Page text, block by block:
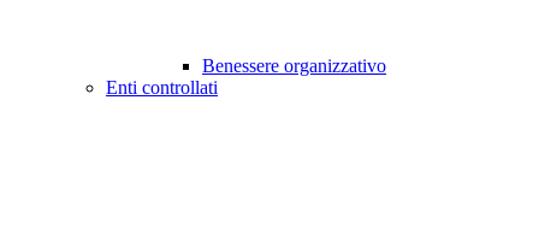
Benessere organizzativo
Enti controllati